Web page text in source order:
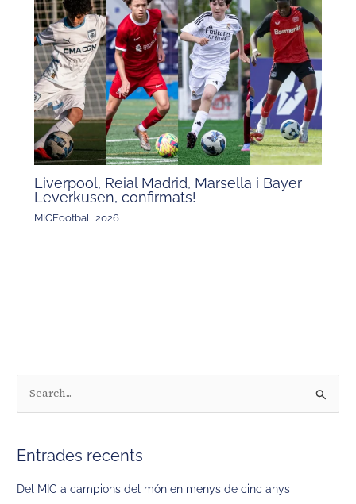
Liverpool, Reial Madrid, Marsella i Bayer
Leverkusen, confirmats!
MICFootball 2026
c
a
Entrades recents
Del MIC a campions del món en menys de cinc anys